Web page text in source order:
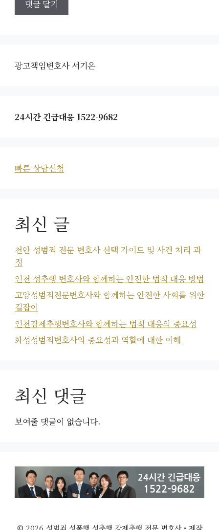
광고책임변호사 서기은
24시간 긴급대응 1522-9682
빠른 상담신청
최신 글
천안 성범죄 전문 변호사 선택 가이드 및 사건 처리 과
정
인천 성추행 변호사와 함께하는 안전한 법적 대응 방법
고양성범죄전문변호사와 함께하는 안전한 사회를 위한
길잡이
인천강제추행변호사와 함께하는 법적 대응의 중요성
화성성범죄변호사의 중요성과 역할에 대한 이해
최신 댓글
보여줄 댓글이 없습니다.
© 2026 성범죄 성폭행 성추행 강제추행 전문 변호사• 제작